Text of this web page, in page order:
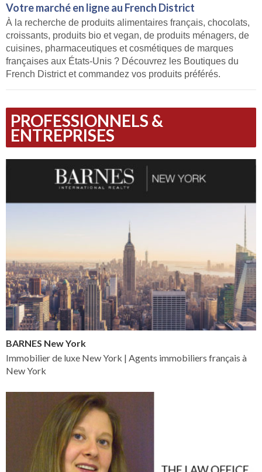
Votre marché en ligne au French District
À la recherche de produits alimentaires français, chocolats,
croissants, produits bio et vegan, de produits ménagers, de
cuisines, pharmaceutiques et cosmétiques de marques
françaises aux États-Unis ? Découvrez les Boutiques du
French District et commandez vos produits préférés.
PROFESSIONNELS &
ENTREPRISES
BARNES New York
Immobilier de luxe New York | Agents immobiliers français à
New York